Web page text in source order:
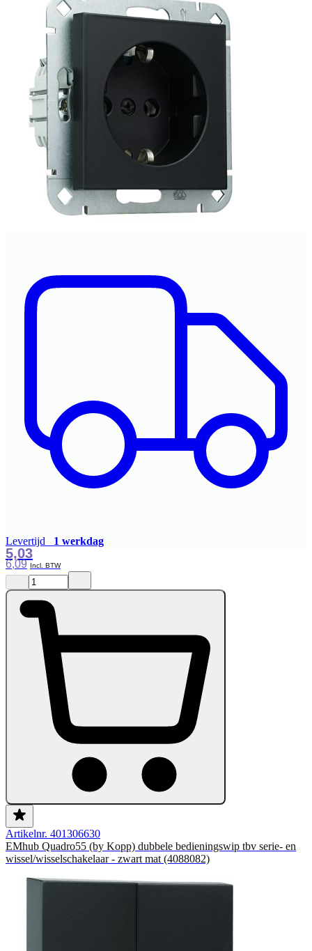
Levertijd 1 werkdag
6,09
5,03
Artikelnr. 401306630
EMhub Quadro55 (by Kopp) dubbele bedieningswip tbv serie- en
wissel/wisselschakelaar - zwart mat (4088082)